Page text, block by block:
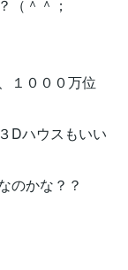
（＾＾；
１０００万位
Dハウスもいい
のかな？？